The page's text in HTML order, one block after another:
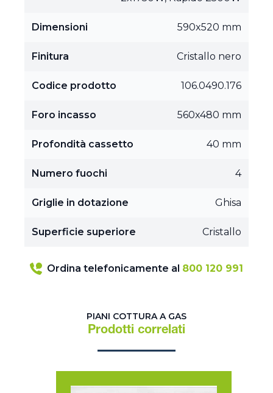
Dimensioni 590x520 mm
Finitura Cristallo nero
Codice prodotto 106.0490.176
Foro incasso 560x480 mm
Profondità cassetto 40 mm
Numero fuochi 4
Griglie in dotazione Ghisa
Superficie superiore Cristallo
Ordina telefonicamente al 800 120 991
PIANI COTTURA A GAS
Prodotti correlati